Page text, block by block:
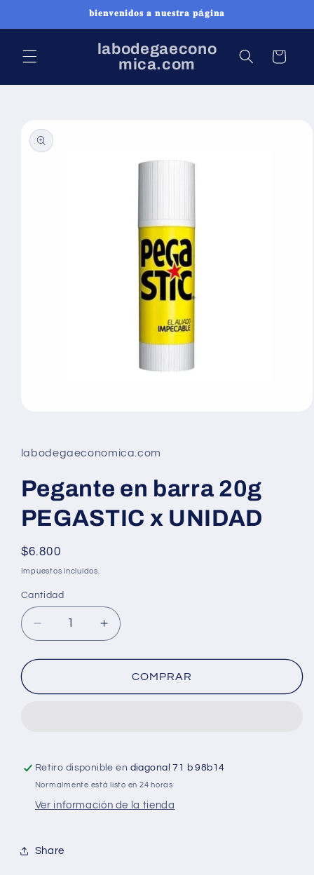
al contenido
𝐛𝐢𝐞𝐧𝐯𝐞𝐧𝐢𝐝𝐨𝐬 𝐚 𝐧𝐮𝐞𝐬𝐭𝐫𝐚 𝐩á𝐠𝐢𝐧𝐚
labodegaecono
mica.com
Carrito
información
1
en
ventana
modal
labodegaeconomica.com
Pegante en barra 20g
PEGASTIC x UNIDAD
Precio
habitual
$6.800
Impuestos incluidos.
Cantidad
Cantidad
Reducir
cantidad
para
en
UNIDAD
Aumentar
cantidad
para
Pegante
en
UNIDAD
COMPRAR
Retiro disponible en diagonal 71 b 98b14
Normalmente está listo en 24 horas
Ver información de la tienda
Share